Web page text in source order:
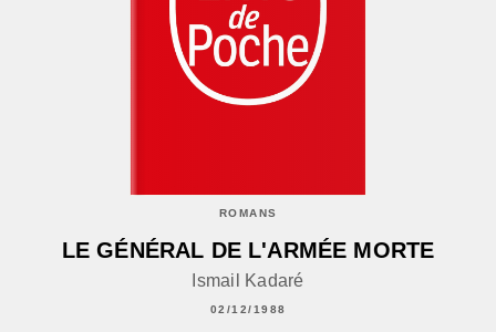
ROMANS
LE GÉNÉRAL DE L'ARMÉE MORTE
Ismail Kadaré
02/12/1988